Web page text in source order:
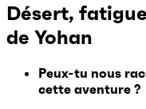
Désert,
de Yohan
Peux-tu nous
cette aventure ?